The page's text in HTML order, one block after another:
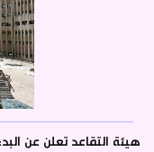
هيئة التقاعد تعلن عن